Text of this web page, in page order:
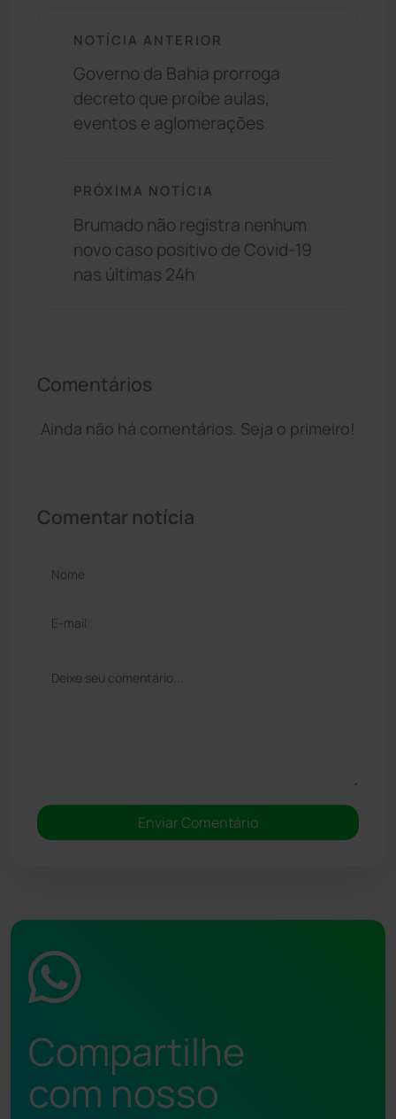
NOTÍCIA ANTERIOR
Governo da Bahia prorroga
decreto que proíbe aulas,
eventos e aglomerações
PRÓXIMA NOTÍCIA
Brumado não registra nenhum
novo caso positivo de Covid-19
nas últimas 24h
Comentários
Ainda não há comentários. Seja o primeiro!
Comentar notícia
Compartilhe
com nosso